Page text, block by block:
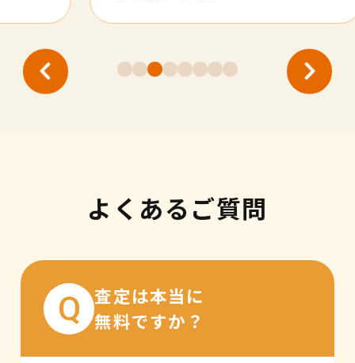
よくあるご質問
Q
査定は本当に
無料ですか？